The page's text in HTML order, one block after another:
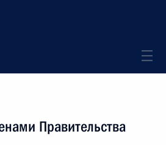
Правительства